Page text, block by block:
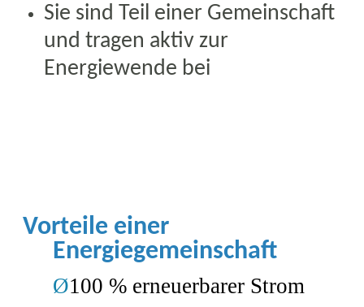
Sie sind Teil einer Gemeinschaft
und tragen aktiv zur
Energiewende bei
Vorteile einer
Energiegemeinschaft
Ø100 % erneuerbarerStrom